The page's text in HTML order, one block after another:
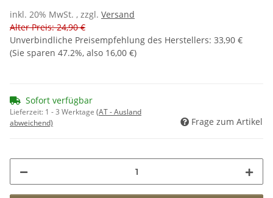
inkl. 20% MwSt. , zzgl. Versand
Alter Preis: 24,90 €
Unverbindliche Preisempfehlung des Herstellers: 33,90 €
(Sie sparen 47.2%, also 16,00 €)
Sofort verfügbar
Lieferzeit: 1 - 3 Werktage (AT - Ausland
abweichend)
Frage zum Artikel